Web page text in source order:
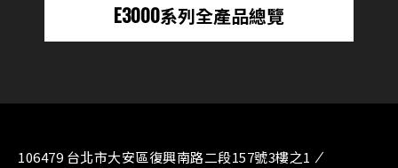
E3000系列全產品總覽
106479 台北市大安區復興南路二段157號3樓之1